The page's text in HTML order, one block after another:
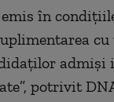
în
admiși
potrivit